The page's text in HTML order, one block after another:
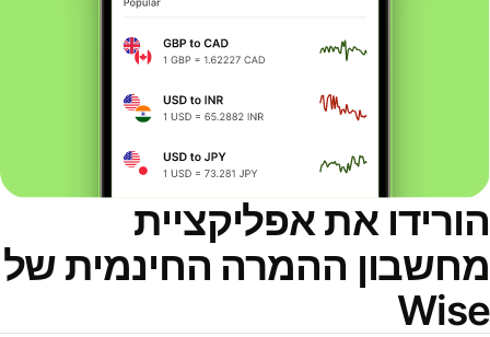
את אפליקציית
ההמרה החינמית של